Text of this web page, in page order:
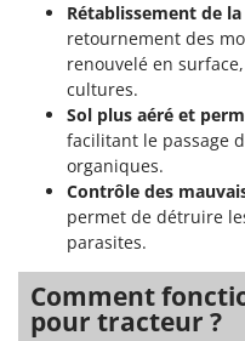
Rétablissement de
retournement des
renouvelé en
cultures.
Sol plus aéré et
facilitant le passage
organiques.
Contrôle des
permet de détruire
parasites.
Comment
pour tracteur ?